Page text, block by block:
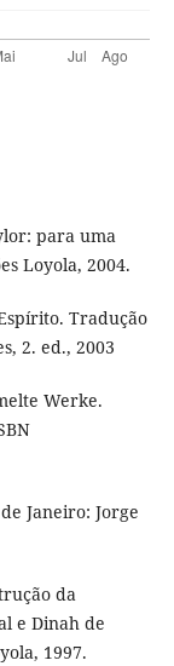
para uma
Loyola, 2004.
Tradução
2. ed., 2003
Werke.
Janeiro: Jorge
da
e Dinah de
1997.